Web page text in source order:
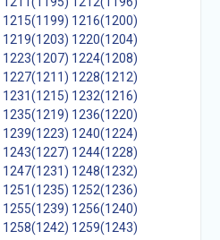
1215(1199) 1216(1200)
1219(1203) 1220(1204)
1223(1207) 1224(1208)
1227(1211) 1228(1212)
1231(1215) 1232(1216)
1235(1219) 1236(1220)
1239(1223) 1240(1224)
1243(1227) 1244(1228)
1247(1231) 1248(1232)
1251(1235) 1252(1236)
1255(1239) 1256(1240)
1258(1242) 1259(1243)